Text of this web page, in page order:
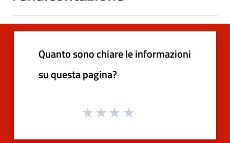
Quanto sono chiare le informazioni
su questa pagina?